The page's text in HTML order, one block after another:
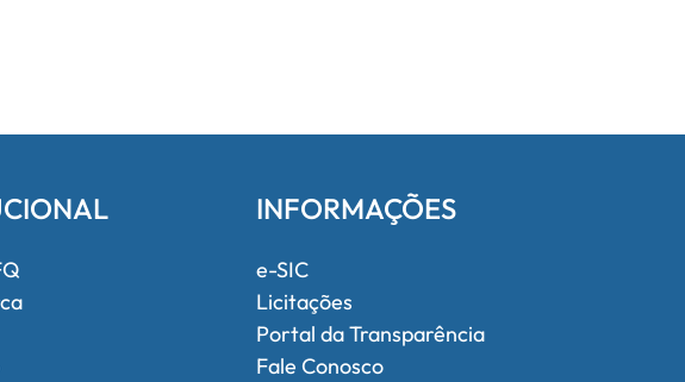
INFORMAÇÕES
e-SIC
Licitações
Portal da Transparência
Fale Conosco